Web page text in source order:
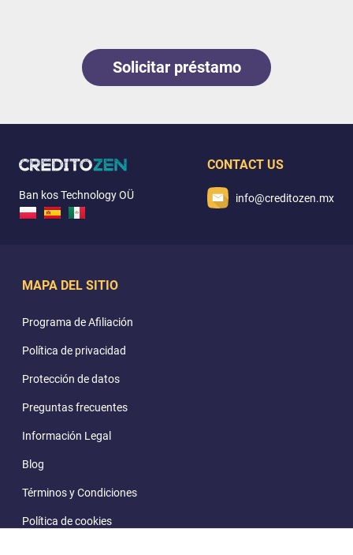
Solicitar préstamo
Ban kos Technology OÜ
CONTACT US
info@creditozen.mx
MAPA DEL SITIO
Programa de Afiliación
Política de privacidad
Protección de datos
Preguntas frecuentes
Información Legal
Blog
Términos y Condiciones
Política de cookies